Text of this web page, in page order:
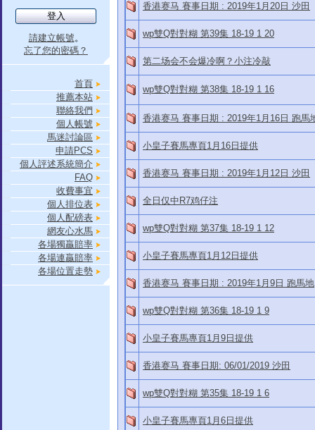
請建立帳號。
忘了您的密碼？
首頁
推薦本站
聯絡我們
個人帳號
馬迷討論區
申請PCS
個人評述系統簡介
FAQ
收費事宜
個人排位表
個人配磅表
網友心水馬
各場獨贏賠率
各場連贏賠率
各場位置走勢
香港赛马 賽事日期 : 2019年1月20日 沙田
wp雙Q對對糊 第39集 18-19 1 20
第二场会不会爆冷啊？小注冷敲
wp雙Q對對糊 第38集 18-19 1 16
香港赛马 賽事日期 : 2019年1月16日 跑馬
小皇子賽馬專頁1月16日提供
香港赛马 賽事日期 : 2019年1月12日 沙田
全日仅中R7鸡仔注
wp雙Q對對糊 第37集 18-19 1 12
小皇子賽馬專頁1月12日提供
香港赛马 賽事日期 : 2019年1月9日 跑馬地
wp雙Q對對糊 第36集 18-19 1 9
小皇子賽馬專頁1月9日提供
香港赛马 賽事日期: 06/01/2019 沙田
wp雙Q對對糊 第35集 18-19 1 6
小皇子賽馬專頁1月6日提供